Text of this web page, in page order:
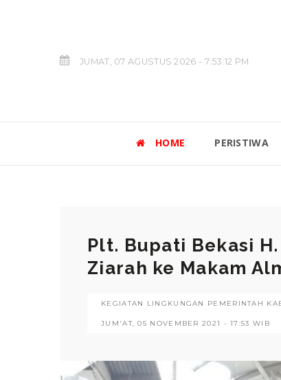
JUMAT, 07 AGUSTUS 2026 - 7:53:13 PM
HOME PERISTIWA
Plt. Bupati Bekasi
Ziarah ke Makam
KEGIATAN LINGKUNGAN PEMERINTAH
JUM'AT, 05 NOVEMBER 2021 - 17:53 WIB